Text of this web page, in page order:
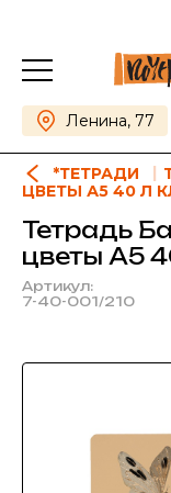
Ленина, 77
*ТЕТРАДИ
ЦВЕТЫ А5 40 Л
Тетрадь
цветы А5
Артикул:
7-40-001/210